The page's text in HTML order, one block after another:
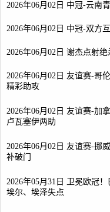
2026年06月02日 中冠-云南
2026年06月02日 中冠-双方
2026年06月02日 谢杰点射
2026年06月02日 友谊赛-哥
精彩助攻
2026年06月02日 友谊赛-加
卢瓦塞伊两助
2026年06月02日 友谊赛-挪
补破门
2026年05月31日 卫冕欧冠
埃尔、埃泽失点